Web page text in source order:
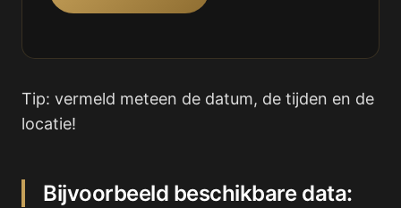
Tip: vermeld meteen de datum, de tijden en de
locatie!
Bijvoorbeeld beschikbare data: